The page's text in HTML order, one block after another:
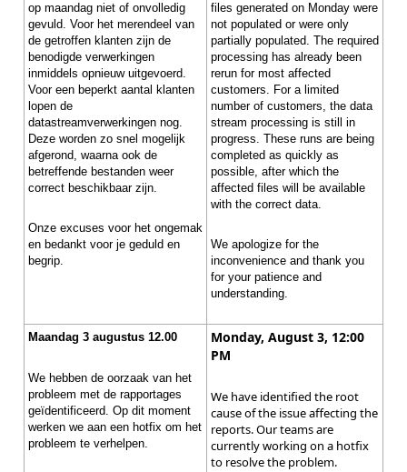
op maandag niet of onvolledig
gevuld. Voor het merendeel van
de getroffen klanten zijn de
benodigde verwerkingen
inmiddels opnieuw uitgevoerd.
Voor een beperkt aantal klanten
lopen de
datastreamverwerkingen nog.
Deze worden zo snel mogelijk
afgerond, waarna ook de
betreffende bestanden weer
correct beschikbaar zijn.
Onze excuses voor het ongemak
en bedankt voor je geduld en
begrip.
files generated on Monday were
not populated or were only
partially populated. The required
processing has already been
rerun for most affected
customers. For a limited
number of customers, the data
stream processing is still in
progress. These runs are being
completed as quickly as
possible, after which the
affected files will be available
with the correct data.
We apologize for the
inconvenience and thank you
for your patience and
understanding.
Maandag 3 augustus 12.00
We hebben de oorzaak van het
probleem met de rapportages
geïdentificeerd. Op dit moment
werken we aan een hotfix om het
probleem te verhelpen.
Monday, August 3, 12:00
PM
We have identified the root
cause of the issue affecting the
reports. Our teams are
currently working on a hotfix
to resolve the problem.